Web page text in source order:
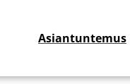
Asiantuntemus